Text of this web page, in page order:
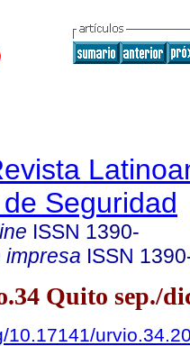
Seguridad
ISSN 1390-
impresa ISSN
Quito sep./
10.17141/